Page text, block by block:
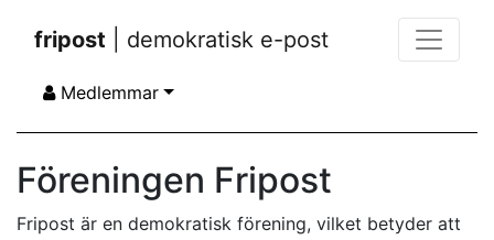
fripost | demokratisk e-post
Medlemmar
Föreningen Fripost
Fripost är en demokratisk förening, vilket betyder att